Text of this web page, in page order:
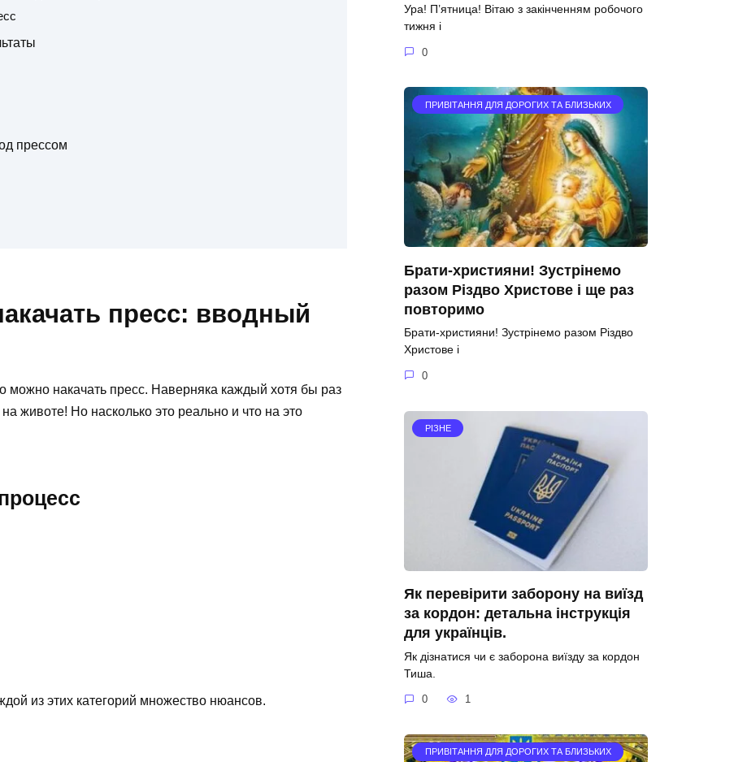
прессом
пресс: вводный
можно накачать пресс. Наверняка каждый хотя бы раз
животе! Но насколько это реально и что на это
из этих категорий множество нюансов.
Ура! П’ятница! Вітаю з закінченням робочого
тижня і
0
ПРИВІТАННЯ ДЛЯ ДОРОГИХ ТА БЛИЗЬКИХ
Брати-християни! Зустрінемо
разом Різдво Христове і ще раз
повторимо
Брати-християни! Зустрінемо разом Різдво
Христове і
0
РІЗНЕ
Як перевірити заборону на виїзд
за кордон: детальна інструкція
для українців.
Як дізнатися чи є заборона виїзду за кордон
Тиша.
0 1
ПРИВІТАННЯ ДЛЯ ДОРОГИХ ТА БЛИЗЬКИХ